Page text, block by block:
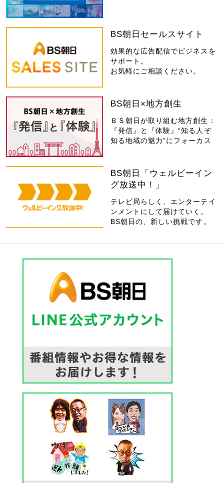
BS朝日セールスサイト
効果的な広告配信でビジネスを
サポート。
お気軽にご相談ください。
BS朝日×地方創生
ＢＳ朝日が取り組む地方創生：
『発信』と『体験』“知る人ぞ
知る地域の魅力”にフォーカス
BS朝日「ウェルビーイン
グ放送中！」
テレビ局らしく、エンターテイ
ンメントにして届けていく。
BS朝日の、新しい挑戦です。